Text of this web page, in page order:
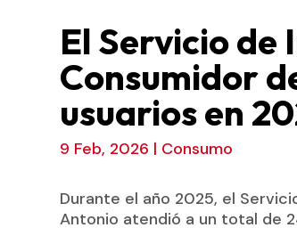
El Servicio
Consumidor
usuarios en
9 Feb, 2026 | Consumo
Durante el año 2025, el
Antonio atendió a un total de